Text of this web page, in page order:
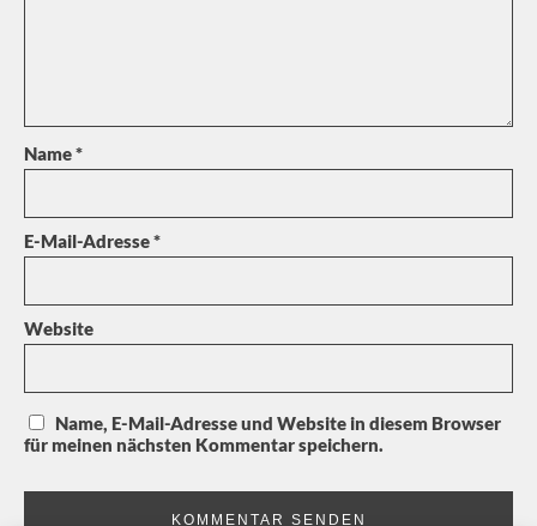
Name*
E-Mail-Adresse*
Website
Name, E-Mail-Adresse und Website in diesem Browser
für meinen nächsten Kommentar speichern.